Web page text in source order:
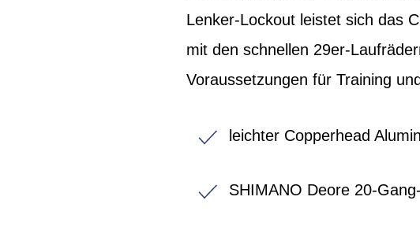
Lenker-Lockout leistet sich das
mit den schnellen 29er-
Voraussetzungen für Training
leichter Copperhead
SHIMANO Deore 20-